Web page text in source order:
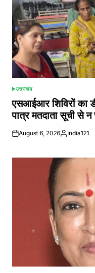
POSTED
IN
उत्तराखंड
एसआईआर शिविरों का
पात्र मतदाता सूची से
August 6, 2026Posted
India121